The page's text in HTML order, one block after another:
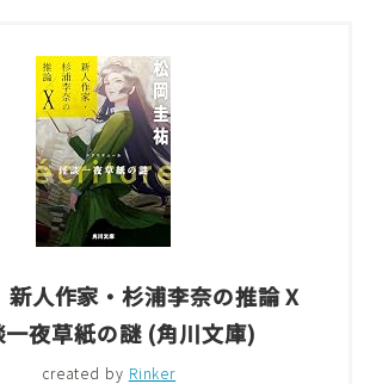
しむ Good Reading
人作家・杉浦李奈の推論 X
一夜草紙の謎 (角川文庫)
created by Rinker